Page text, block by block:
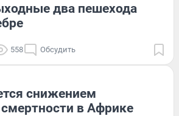
два пешехода
558 Обсудить
снижением
в Африке